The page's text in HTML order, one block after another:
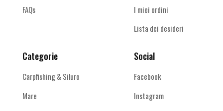
FAQs
I miei ordini
Lista dei desideri
Categorie
Carpfishing & Siluro
Mare
Social
Facebook
Instagram